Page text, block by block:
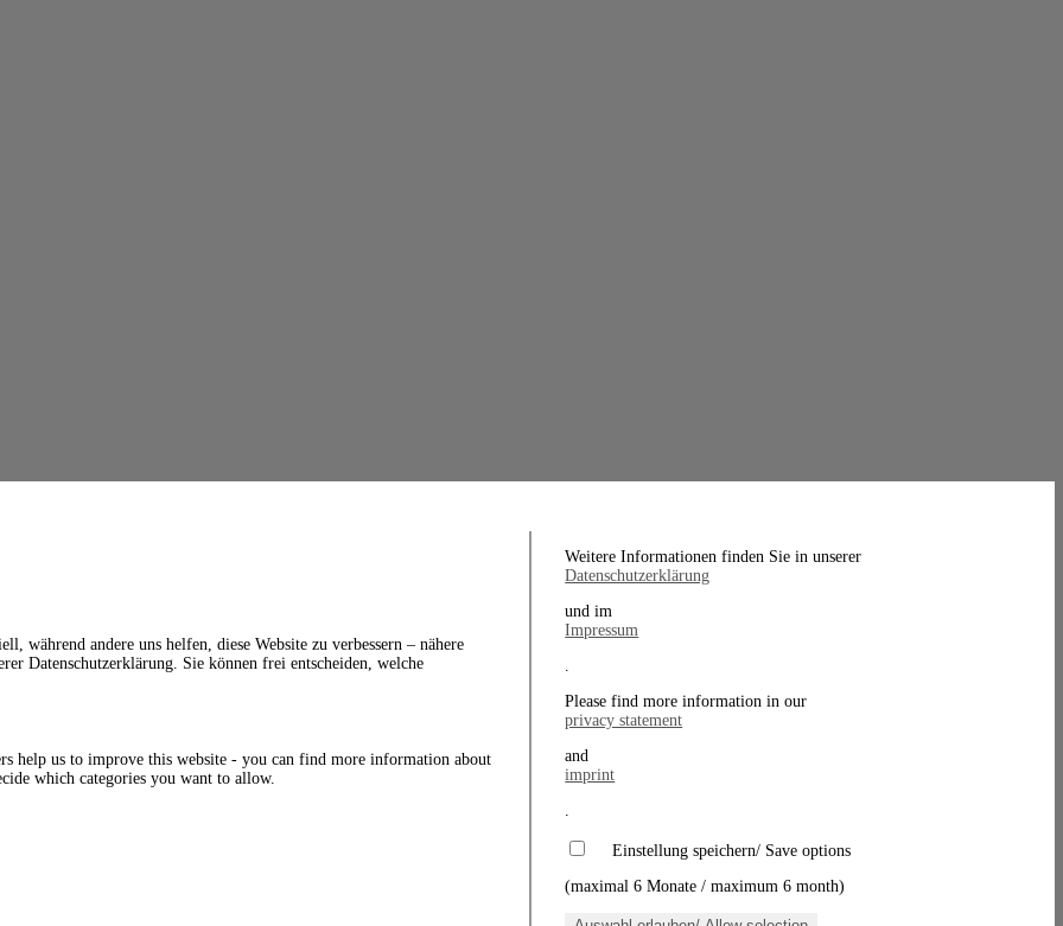
während andere uns helfen, diese Website zu verbessern – nähere
Datenschutzerklärung. Sie können frei entscheiden, welche
help us to improve this website - you can find more information about
which categories you want to allow.
Weitere Informationen finden Sie in unserer
Datenschutzerklärung
und im
Impressum
.
Please find more information in our
privacy statement
and
imprint
.
Einstellung speichern/ Save options
(maximal 6 Monate / maximum 6 month)